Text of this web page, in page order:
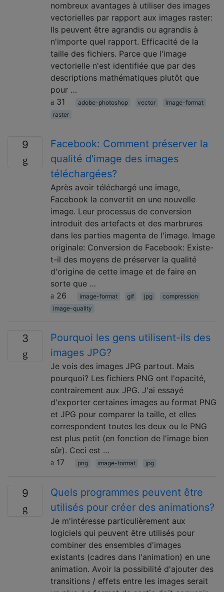
nombreux avantages à utiliser des images
vectorielles par rapport aux images raster:
Ils peuvent être agrandis ou agrandis à
n'importe quel rapport. Efficacité de la
taille des fichiers. Parce que l'image
vectorielle n'est identifiée que par des
descriptions mathématiques plutôt que
pour …
31
adobe-photoshop vector
image-format
raster
9
Facebook: Comment préserver la
qualité d'image des images
téléchargées?
Après avoir téléchargé une image,
Facebook la convertit en une nouvelle
image. Leur processus de conversion
introduit des artefacts et des marbrures
dans les parties magenta de l'image. Image
originale: Conversion de Facebook: Existe-
t-il des moyens de préserver la qualité
d'origine de cette image et de faire en
sorte que …
26
image-format gif jpg
compression
image-quality
3
Pourquoi les gens utilisent-ils des
images JPG?
Je vois des images JPG partout. Mais
pourquoi? Les fichiers PNG ont l'opacité,
contrairement aux JPG. J'ai essayé
d'exporter certaines images au format PNG
et JPG pour comparer la taille, et elles
correspondent toutes les deux ou le PNG
est plus petit (en fonction de l'image bien
sûr). Ceci est …
17
png image-format jpg
9
Quels programmes peuvent être
utilisés pour créer des animations?
Je m'intéresse particulièrement aux
logiciels qui peuvent être utilisés pour
combiner des ensembles d'images
existants (cadres dans l'animation) en une
animation. Avoir la possibilité d'ajouter des
transitions / effets entre les images serait